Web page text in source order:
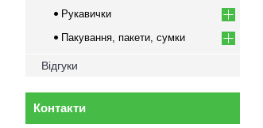
Рукавички
Пакування, пакети, сумки
Відгуки
Контакти